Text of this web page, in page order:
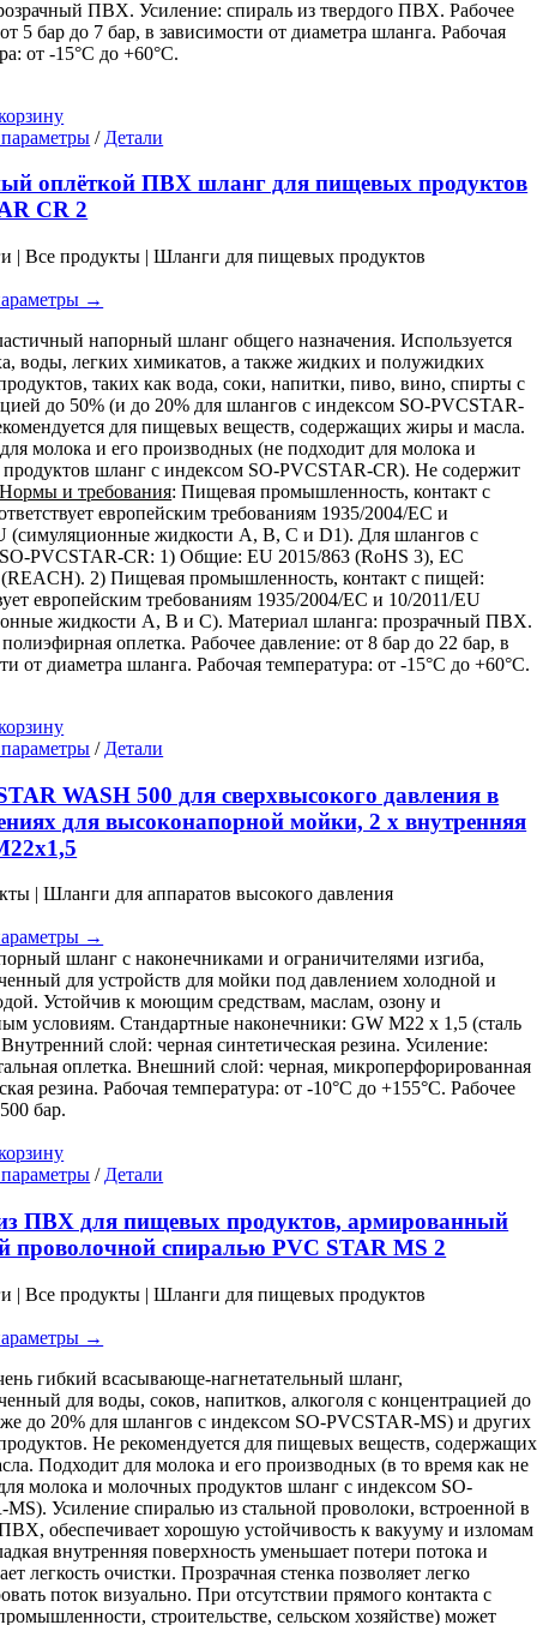
ПВХ. Усиление: спираль из твердого ПВХ. Рабочее
5 бар до 7 бар, в зависимости от диаметра шланга. Рабочая
от -15°C до +60°C.
Этот
имеет
можно
на
странице
товара.
/ Детали
оплёткой ПВХ шланг для пищевых продуктов
CR 2
| Все продукты | Шланги для пищевых продуктов
→
напорный шланг общего назначения. Используется
воды, легких химикатов, а также жидких и полужидких
таких как вода, соки, напитки, пиво, вино, спирты с
до 50% (и до 20% для шлангов с индексом SO-PVCSTAR-
для пищевых веществ, содержащих жиры и масла.
молока и его производных (не подходит для молока и
шланг с индексом SO-PVCSTAR-CR). Не содержит
Нормы и требования: Пищевая промышленность, контакт с
европейским требованиям 1935/2004/EC и
(симуляционные жидкости A, B, C и D1). Для шлангов с
PVCSTAR-CR: 1) Общие: EU 2015/863 (RoHS 3), EC
(REACH). 2) Пищевая промышленность, контакт с пищей:
европейским требованиям 1935/2004/EC и 10/2011/EU
жидкости A, B и C). Материал шланга: прозрачный ПВХ.
оплетка. Рабочее давление: от 8 бар до 22 бар, в
от диаметра шланга. Рабочая температура: от -15°C до +60°C.
Этот
имеет
несколько
вариаций.
выбрать
странице
товара.
/ Детали
WASH 500 для сверхвысокого давления в
для высоконапорной мойки, 2 x внутренняя
| Шланги для аппаратов высокого давления
→
шланг с наконечниками и ограничителями изгиба,
для устройств для мойки под давлением холодной и
Устойчив к моющим средствам, маслам, озону и
условиям. Стандартные наконечники: GW M22 x 1,5 (сталь
слой: черная синтетическая резина. Усиление:
оплетка. Внешний слой: черная, микроперфорированная
резина. Рабочая температура: от -10°C до +155°C. Рабочее
бар.
Этот
имеет
несколько
вариаций.
можно
на
странице
товара.
/ Детали
ПВХ для пищевых продуктов, армированный
проволочной спиралью PVC STAR MS 2
| Все продукты | Шланги для пищевых продуктов
→
гибкий всасывающе-нагнетательный шланг,
для воды, соков, напитков, алкоголя с концентрацией до
до 20% для шлангов с индексом SO-PVCSTAR-MS) и других
Не рекомендуется для пищевых веществ, содержащих
Подходит для молока и его производных (в то время как не
молока и молочных продуктов шланг с индексом SO-
Усиление спиралью из стальной проволоки, встроенной в
обеспечивает хорошую устойчивость к вакууму и изломам
внутренняя поверхность уменьшает потери потока и
легкость очистки. Прозрачная стенка позволяет легко
поток визуально. При отсутствии прямого контакта с
строительстве, сельском хозяйстве) может